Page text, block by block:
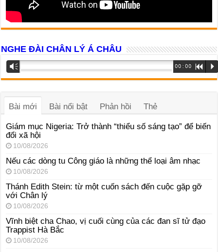
NGHE ĐÀI CHÂN LÝ Á CHÂU
Trình
phát
âm
Vm 00:00 R P
Bài mới Bài nổi bật Phản hồi Thẻ
Giám mục Nigeria: Trở thành “thiểu số sáng tạo” để biến
đổi xã hội
10/08/2026
Nếu các dòng tu Công giáo là những thể loại âm nhạc
10/08/2026
Thánh Edith Stein: từ một cuốn sách đến cuộc gặp gỡ
với Chân lý
10/08/2026
Vĩnh biệt cha Chao, vị cuối cùng của các đan sĩ tử đạo
Trappist Hà Bắc
10/08/2026